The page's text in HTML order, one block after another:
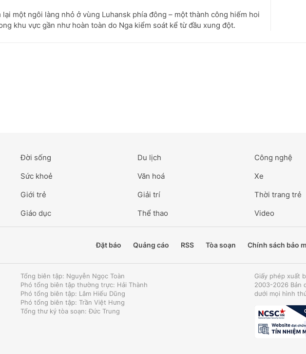
lại một ngôi làng nhỏ ở vùng Luhansk phía đông – một thành công hiếm hoi
khu vực gần như hoàn toàn do Nga kiểm soát kể từ đầu xung đột.
Đời sống
Sức khoẻ
Giới trẻ
Giáo dục
Du lịch
Văn hoá
Giải trí
Thể thao
Công nghệ
Xe
Thời trang trẻ
Video
Đặt báo Quảng cáo RSS Tòa soạn Chính sách bảo
Tổng biên tập: Nguyễn Ngọc Toàn
Phó tổng biên tập thường trực: Hải Thành
Phó tổng biên tập: Lâm Hiếu Dũng
Phó tổng biên tập: Trần Việt Hưng
Tổng thư ký tòa soạn: Đức Trung
Giấy phép xuất
2003-2026 Bản
dưới mọi hình